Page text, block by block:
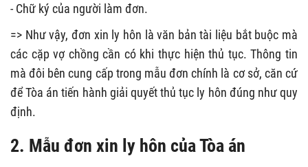
- Chữ ký của người làm đơn.
=> Như vậy, đơn xin ly hôn là văn bản tài liệu bắt buộc mà
các cặp vợ chồng cần có khi thực hiện thủ tục. Thông tin
mà đôi bên cung cấp trong mẫu đơn chính là cơ sở, căn cứ
để Tòa án tiến hành giải quyết thủ tục ly hôn đúng như quy
định.
2. Mẫu đơn xin ly hôn của Tòa án